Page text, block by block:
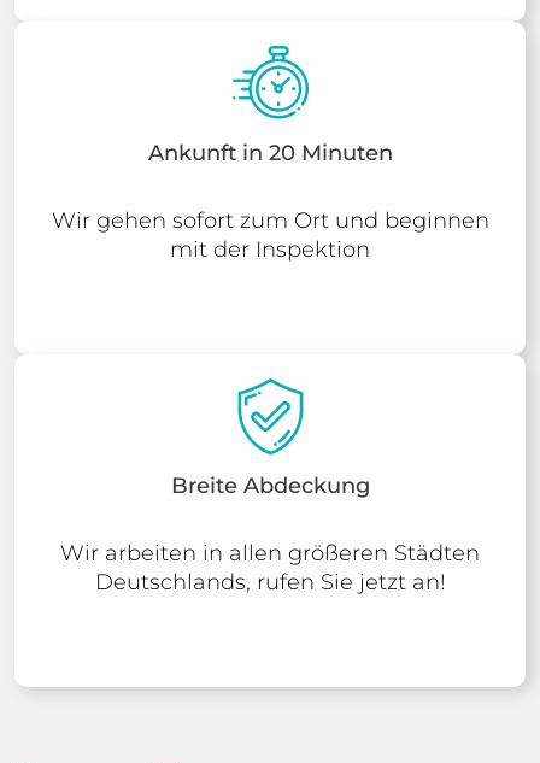
Ankunft in 20 Minuten
Wir gehen sofort zum Ort und beginnen
mit der Inspektion
Breite Abdeckung
Wir arbeiten in allen größeren Städten
Deutschlands, rufen Sie jetzt an!